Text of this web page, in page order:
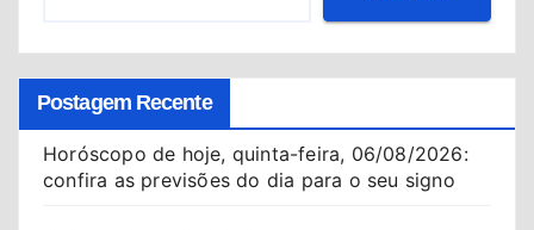
Postagem Recente
Horóscopo de hoje, quinta-feira, 06/08/2026:
confira as previsões do dia para o seu signo